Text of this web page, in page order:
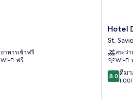
อาหารเช้าฟรี
Wi-Fi ฟรี
Hotel
De
St.
Saviour
Hotel
St.
สระว่
Wi-Fi
8.0
จาก
8.0 ดีม